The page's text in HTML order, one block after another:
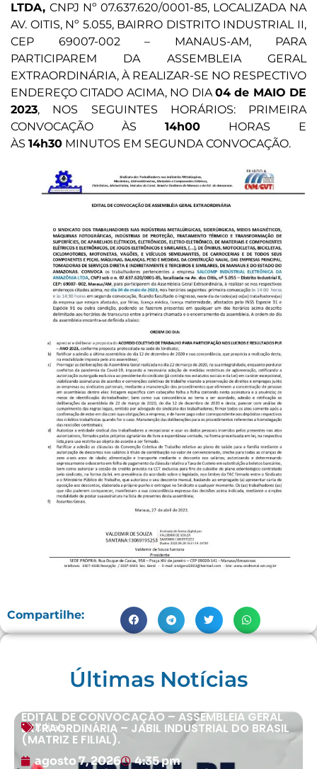
LTDA, CNPJ Nº 07.637.620/0001-85, LOCALIZADA NA
AV. OITIS, Nº 5.055, BAIRRO DISTRITO INDUSTRIAL II,
CEP 69007-002 – MANAUS-AM, PARA
PARTICIPAREM DA ASSEMBLEIA GERAL
EXTRAORDINÁRIA, À REALIZAR-SE NO RESPECTIVO
ENDEREÇO CITADO ACIMA, NO DIA04 de MAIO DE
2023, NOS SEGUINTES HORÁRIOS: PRIMEIRA
CONVOCAÇÃO ÀS 14h00 HORAS E
ÀS 14h30 MINUTOS EM SEGUNDA CONVOCAÇÃO.
Compartilhe:
Últimas Notícias
Editais
EDITAL DE CONVOCAÇÃO – ASSEMBLEIA GERAL
EXTRAORDINÁRIA – JABIL INDUSTRIAL DO BRASIL
(MATRIZ E FILIAL).
agosto 7, 2026 4:35 pm